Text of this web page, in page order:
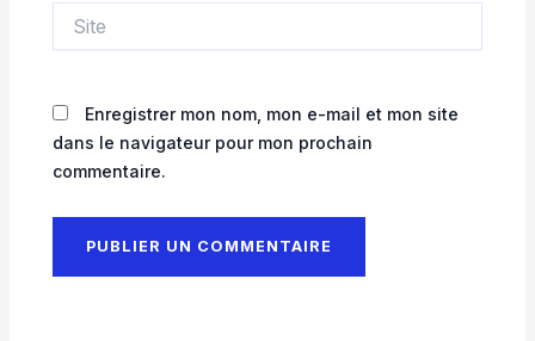
Enregistrer mon nom, mon e-mail et mon site
dans le navigateur pour mon prochain
commentaire.